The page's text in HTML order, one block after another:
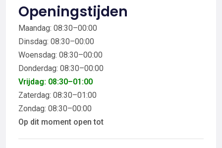
Openingstijden
Maandag: 08:30–00:00
Dinsdag: 08:30–00:00
Woensdag: 08:30–00:00
Donderdag: 08:30–00:00
Vrijdag: 08:30–01:00
Zaterdag: 08:30–01:00
Zondag: 08:30–00:00
Op dit moment open tot